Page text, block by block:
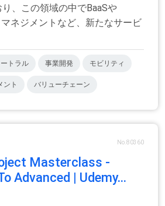
り、この領域の中でBaaSや
マネジメントなど、新たなサービ
トラル 事業開発 モビリティ
ント バリューチェーン
No.80360
Masterclass -
Advanced | Udemy...